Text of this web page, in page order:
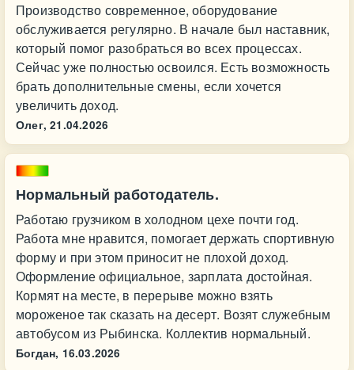
Производство современное, оборудование
обслуживается регулярно. В начале был наставник,
который помог разобраться во всех процессах.
Сейчас уже полностью освоился. Есть возможность
брать дополнительные смены, если хочется
увеличить доход.
Олег, 21.04.2026
Нормальный работодатель.
Работаю грузчиком в холодном цехе почти год.
Работа мне нравится, помогает держать спортивную
форму и при этом приносит не плохой доход.
Оформление официальное, зарплата достойная.
Кормят на месте, в перерыве можно взять
мороженое так сказать на десерт. Возят служебным
автобусом из Рыбинска. Коллектив нормальный.
Богдан, 16.03.2026